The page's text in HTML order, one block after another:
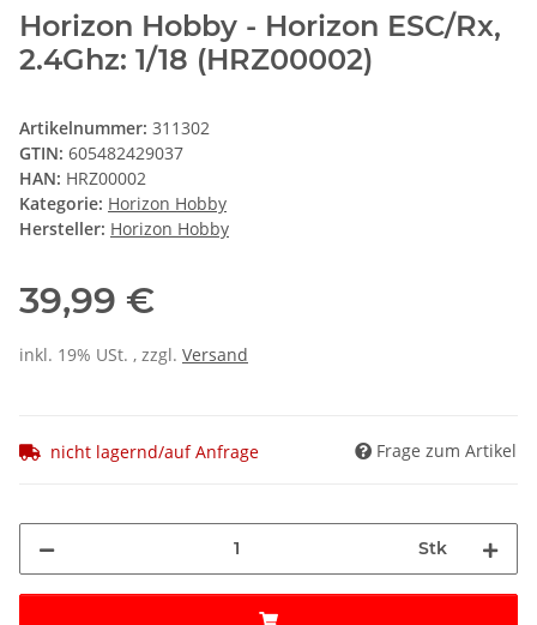
Horizon Hobby - Horizon ESC/Rx,
2.4Ghz: 1/18 (HRZ00002)
Artikelnummer: 311302
GTIN: 605482429037
HAN: HRZ00002
Kategorie: Horizon Hobby
Hersteller: Horizon Hobby
39,99 €
inkl. 19% USt. , zzgl. Versand
nicht lagernd/auf Anfrage Frage zum Artikel
Stk